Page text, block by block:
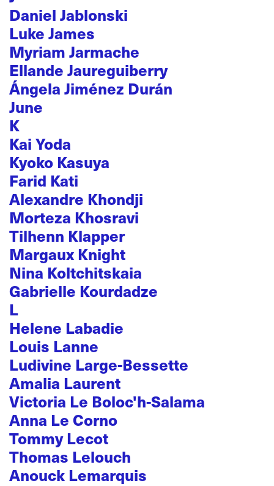
Daniel Jablonski
Luke James
Myriam Jarmache
Ellande Jaureguiberry
Ángela Jiménez Durán
June
K
Kai Yoda
Kyoko Kasuya
Farid Kati
Alexandre Khondji
Morteza Khosravi
Tilhenn Klapper
Margaux Knight
Nina Koltchitskaia
Gabrielle Kourdadze
L
Helene Labadie
Louis Lanne
Ludivine Large-Bessette
Amalia Laurent
Victoria Le Boloc'h-Salama
Anna Le Corno
Tommy Lecot
Thomas Lelouch
Anouck Lemarquis